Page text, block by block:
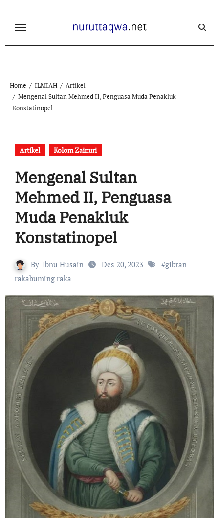
content
Home ILMIAH
Artikel
Mengenal Sultan Mehmed II, Penguasa Muda Penakluk
Konstatinopel
Artikel Kolom Zainuri
Mengenal Sultan
Mehmed II, Penguasa
Muda Penakluk
Konstatinopel
By Ibnu Husain Des 20, 2023 #gibran
rakabuming raka